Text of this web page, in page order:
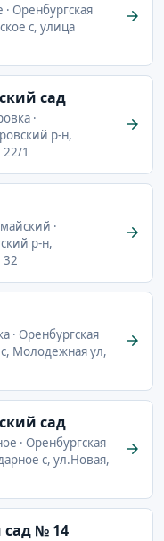
· Оренбургская
с, улица
сад
·
р-н,
1
·
р-н,
32
· Оренбургская
Молодежная ул,
сад
· Оренбургская
с, ул.Новая,
сад № 14